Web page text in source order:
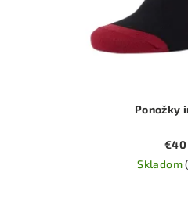
Ponožky
€40
Skladom